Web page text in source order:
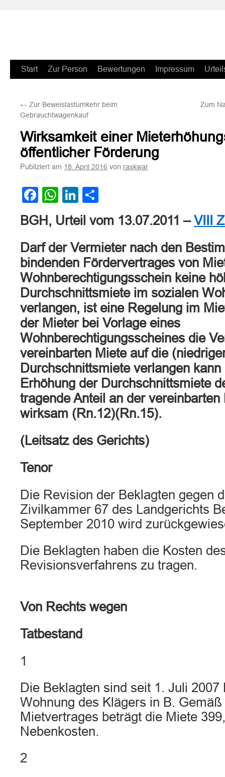
Zum
springen
Start Zur Person Bewertungen Impressum
← Zur Beweislastumkehr beim
Gebrauchtwagenkauf
Zum
Wirksamkeit einer
öffentlicher Förderung
Publiziert am 18. April 2016 von raskwar
Facebook
WhatsApp
LinkedIn
BGH, Urteil vom 13.07.2011 –VIII
Darf der Vermieter nach den
bindenden Fördervertrages von
Wohnberechtigungsschein keine
Durchschnittsmiete im sozialen
verlangen, ist eine Regelung im
der Mieter bei Vorlage eines
Wohnberechtigungsscheines die
vereinbarten Miete auf die
Durchschnittsmiete verlangen
Erhöhung der Durchschnittsmiete
tragende Anteil an der vereinbarten
wirksam (Rn.12)(Rn.15).
(Leitsatz des Gerichts)
Tenor
Die Revision der Beklagten gegen
Zivilkammer 67 des Landgerichts
September 2010 wird
Die Beklagten haben die Kosten
Revisionsverfahrens zu tragen.
Von Rechts wegen
Tatbestand
1
Die Beklagten sind seit 1. Juli 2007
Wohnung des Klägers in B.
Mietvertrages beträgt die Miete
Nebenkosten.
2